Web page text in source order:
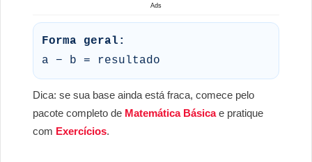
Ads
Forma geral:
a − b = resultado
Dica: se sua base ainda está fraca, comece pelo
pacote completo de Matemática Básicae pratique
com Exercícios.